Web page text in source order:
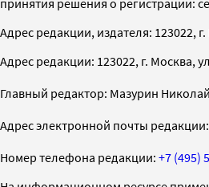
Адрес редакции, издателя: 123022,
Адрес редакции: 123022, г. Москва,
Главный редактор: Мазурин
Адрес электронной почты редакции:
Номер телефона редакции: +7 (495)